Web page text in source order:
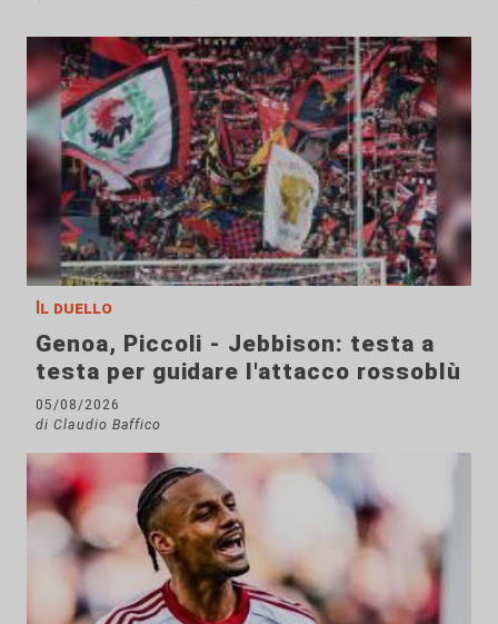
Il duello
Genoa, Piccoli - Jebbison: testa a
testa per guidare l'attacco rossoblù
05/08/2026
di Claudio Baffico